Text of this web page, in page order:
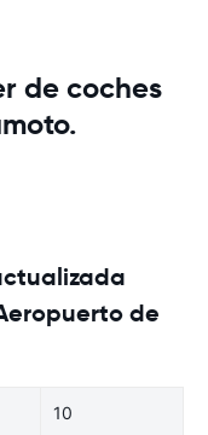
de coches
de
10